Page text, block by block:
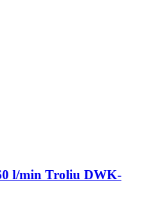
l/min Troliu DWK-